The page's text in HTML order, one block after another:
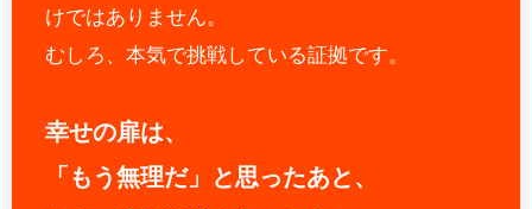
けではありません。
むしろ、本気で挑戦している証拠です。
幸せの扉は、
「もう無理だ」と思ったあと、